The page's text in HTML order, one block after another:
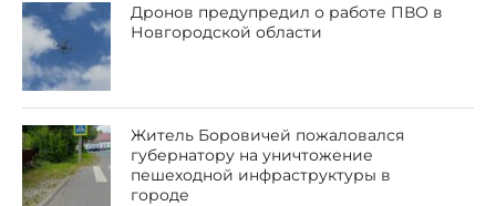
Дронов предупредил о работе ПВО в
Новгородской области
Житель Боровичей пожаловался
губернатору на уничтожение
пешеходной инфраструктуры в
городе